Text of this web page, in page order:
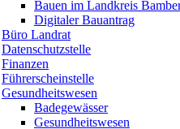
Bauen im Landkreis
Digitaler Bauantrag
Büro Landrat
Datenschutzstelle
Finanzen
Führerscheinstelle
Gesundheitswesen
Badegewässer
Gesundheitswesen